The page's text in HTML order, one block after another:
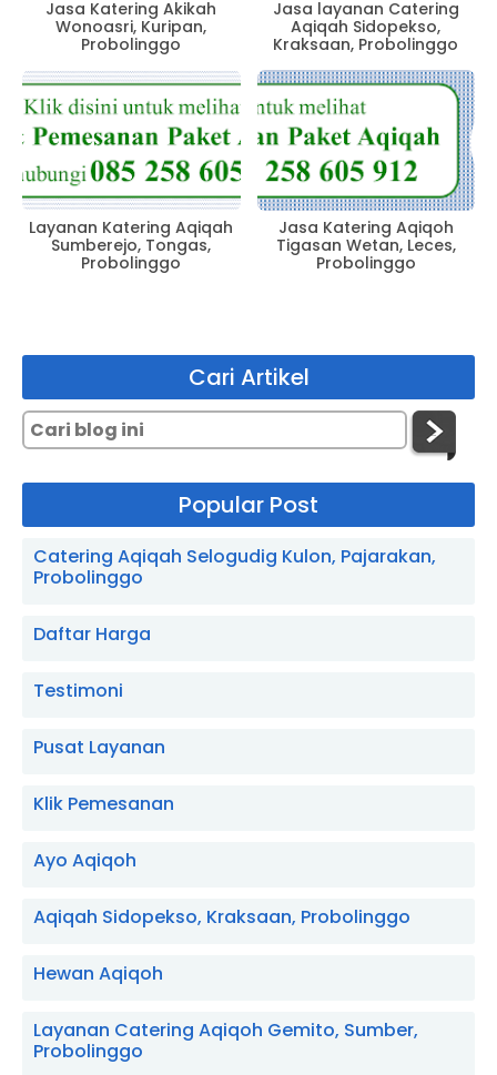
Jasa Katering Akikah
Wonoasri, Kuripan,
Probolinggo
Jasa layanan Catering
Aqiqah Sidopekso,
Kraksaan, Probolinggo
Layanan Katering Aqiqah
Sumberejo, Tongas,
Probolinggo
Jasa Katering Aqiqoh
Tigasan Wetan, Leces,
Probolinggo
Cari Artikel
Popular Post
Catering Aqiqah Selogudig Kulon, Pajarakan,
Probolinggo
Daftar Harga
Testimoni
Pusat Layanan
Klik Pemesanan
Ayo Aqiqoh
Aqiqah Sidopekso, Kraksaan, Probolinggo
Hewan Aqiqoh
Layanan Catering Aqiqoh Gemito, Sumber,
Probolinggo